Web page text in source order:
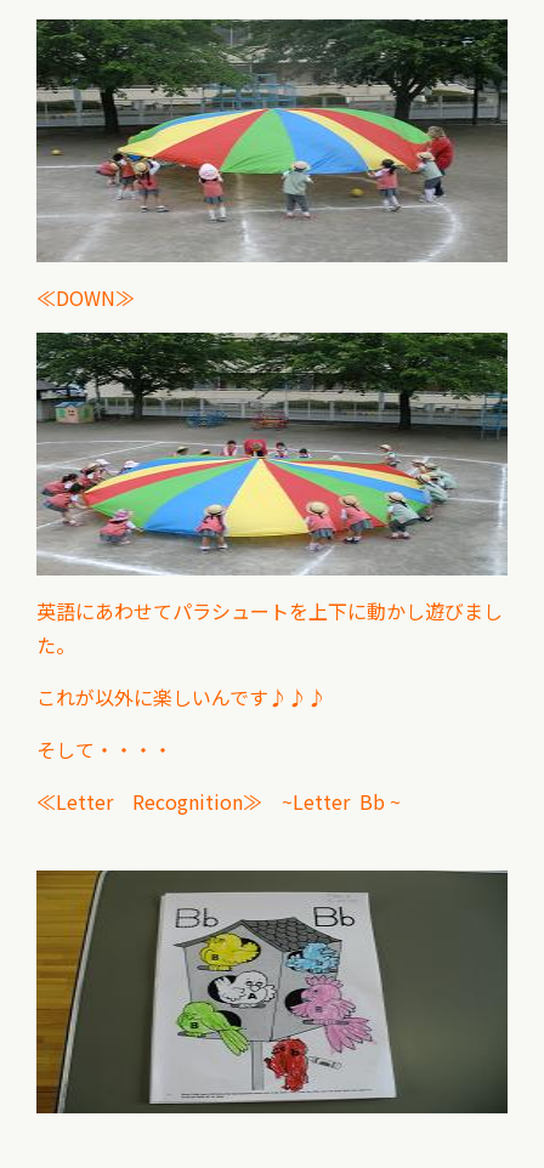
≪DOWN≫
英語にあわせてパラシュートを上下に動かし遊びまし
た。
これが以外に楽しいんです♪♪♪
そして・・・・
≪Letter Recognition≫ ~Letter Bb ~